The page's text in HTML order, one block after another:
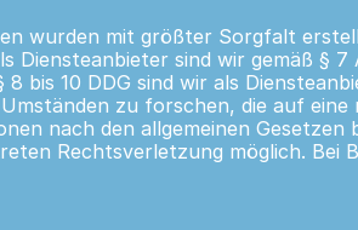
wurden mit größter Sorgfalt
Diensteanbieter sind wir gemäß §
bis 10 DDG sind wir als
zu forschen, die auf
nach den allgemeinen
Rechtsverletzung möglich.